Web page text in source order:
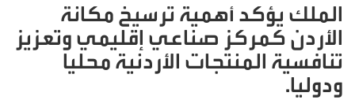
الملك يؤكد أهمية ترسيخ مكانة
الأردن كمركز صناعي إقليمي وتعزيز
تنافسية المنتجات الأردنية محليا
ودوليا.